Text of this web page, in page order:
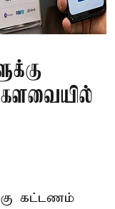
கட்டணம்